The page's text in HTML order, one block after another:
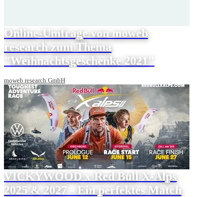
Online-Umfrage von moweb
research zum Thema
"Weihnachtsgeschenke 2021"
moweb research GmbH
VICKYWOOD x Red Bull X-Alps
2025 & 2027 - Ein perfektes Match